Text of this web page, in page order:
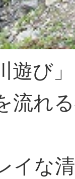
遊び
流れ
イな